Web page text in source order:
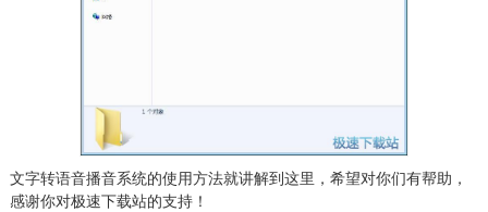
文字转语音播音系统的使用方法就讲解到这里，希望对你们有帮助，
感谢你对极速下载站的支持！